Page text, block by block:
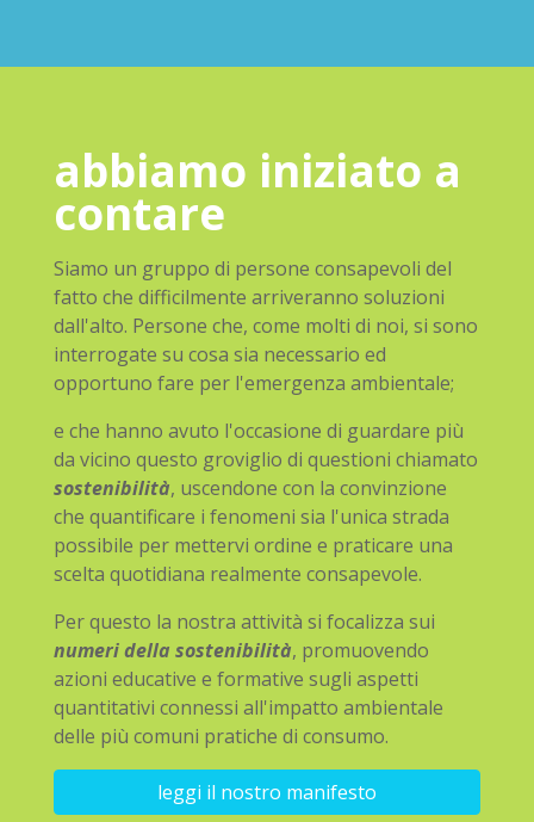
abbiamo iniziato a
contare
Siamo un gruppo di persone consapevoli del
fatto che difficilmente arriveranno soluzioni
dall'alto. Persone che, come molti di noi, si sono
interrogate su cosa sia necessario ed
opportuno fare per l'emergenza ambientale;
e che hanno avuto l'occasione di guardare più
da vicino questo groviglio di questioni chiamato
sostenibilità, uscendone con la convinzione
che quantificare i fenomeni sia l'unica strada
possibile per mettervi ordine e praticare una
scelta quotidiana realmente consapevole.
Per questo la nostra attività si focalizza sui
numeri della sostenibilità, promuovendo
azioni educative e formative sugli aspetti
quantitativi connessi all'impatto ambientale
delle più comuni pratiche di consumo.
leggi il nostro manifesto